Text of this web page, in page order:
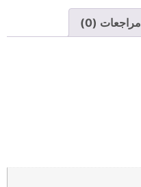
مراجعات (0)